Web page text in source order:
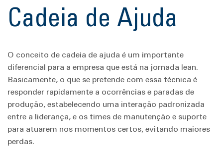
Cadeia de Ajuda
O conceito de cadeia de ajuda é um importante
diferencial para a empresa que está na jornada lean.
Basicamente, o que se pretende com essa técnica é
responder rapidamente a ocorrências e paradas de
produção, estabelecendo uma interação padronizada
entre a liderança, e os times de manutenção e suporte
para atuarem nos momentos certos, evitando maiores
perdas.